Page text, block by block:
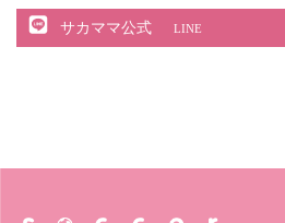
サカママ公式 LINE